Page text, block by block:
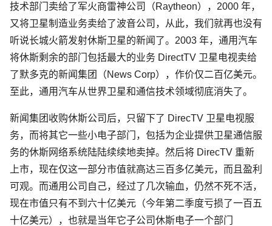
技术部门卖给了军火商雷神公司（Raytheon），2000 年，
又将卫星制造业务卖给了波音公司，从此，我们就再也没有
听说长城火箭发射休斯卫星的新闻了。2003 年，通用汽车
将休斯剩余的部门包括最大的业务 DirectTV 卫星电视卖给
了默多克的新闻集团（News Corp），作价仅二百亿美元。
至此，通用汽车从世界卫星和通信技术领域彻底消失了。
新闻集团收购休斯公司后，只留下了 DirecTV 卫星电视服
务，而将其它一些小电子部门，包括为企业提供卫星通信服
务的休斯网络系统陆陆续续地卖掉。然后将 DirecTV 重新
上市，现在仅这一部分市值就高达三百多亿美元，而且盈利
可观。而通用公司自己，经过了几次输血，仍然不死不活，
现在市值只有不到六十亿美元（今年第二季度亏损了一百五
十亿美元），也就是当年它子公司休斯电子一个部门